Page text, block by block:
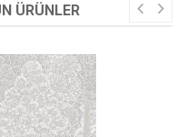
ÜRÜNLER